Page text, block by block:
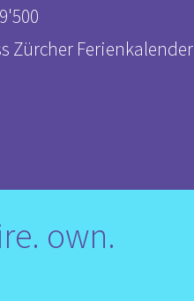
Zürcher Ferienkalender
own.